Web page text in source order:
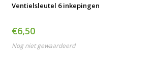
Ventielsleutel 6 inkepingen
€6,50
Nog niet gewaardeerd